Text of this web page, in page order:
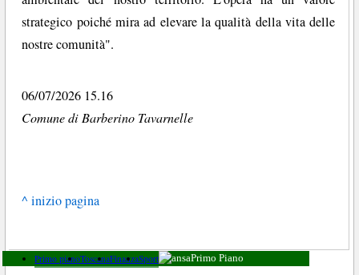
strategico poiché mira ad elevare la qualità della vita delle
nostre comunità".
06/07/2026 15.16
Comune di Barberino Tavarnelle
^ inizio pagina
Primo pianoToscanaFinanzaSport Primo Piano